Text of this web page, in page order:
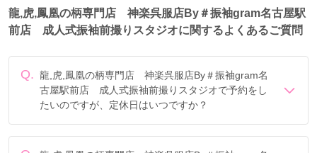
龍,虎,鳳凰の柄専門店 神楽呉服店By＃振袖gram名古屋駅
前店 成人式振袖前撮りスタジオに関するよくあるご質問
Q. 龍,虎,鳳凰の柄専門店 神楽呉服店By＃振袖gram名
古屋駅前店 成人式振袖前撮りスタジオで予約をし
たいのですが、定休日はいつですか？